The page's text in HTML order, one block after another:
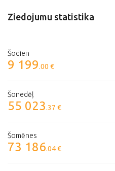
Ziedojumu statistika
Šodien
9 199.00 €
Šonedēļ
55 023.37 €
Šomēnes
73 186.04 €